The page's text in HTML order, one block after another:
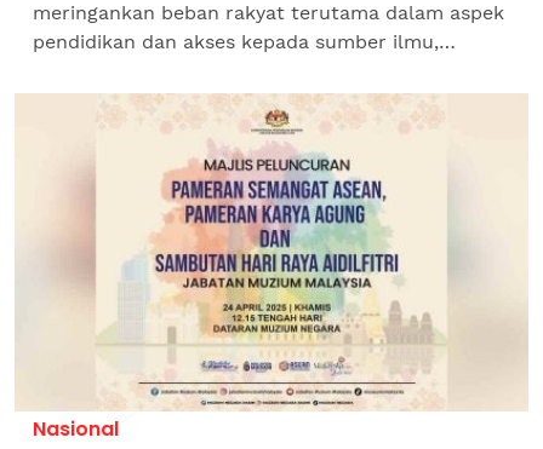
meringankan beban rakyat terutama dalam aspek
pendidikan dan akses kepada sumber ilmu,
memperuntukkan sebanyak...
Nasional